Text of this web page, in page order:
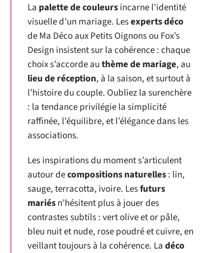
La palette de couleursincarne l’identité
visuelle d’un mariage. Lesexperts déco
de Ma Déco aux Petits Oignons ou Fox’s
Design insistent sur la cohérence : chaque
choix s’accorde authème de mariage, au
lieu de réception, à la saison, et surtout à
l’histoire du couple. Oubliez la surenchère
: la tendance privilégie la simplicité
raffinée, l’équilibre, et l’élégance dans les
associations.
Les inspirations du moment s’articulent
autour decompositions naturelles: lin,
sauge, terracotta, ivoire. Lesfuturs
mariésn’hésitent plus à jouer des
contrastes subtils : vert olive et or pâle,
bleu nuit et nude, rose poudré et cuivre, en
veillant toujours à la cohérence. Ladéco